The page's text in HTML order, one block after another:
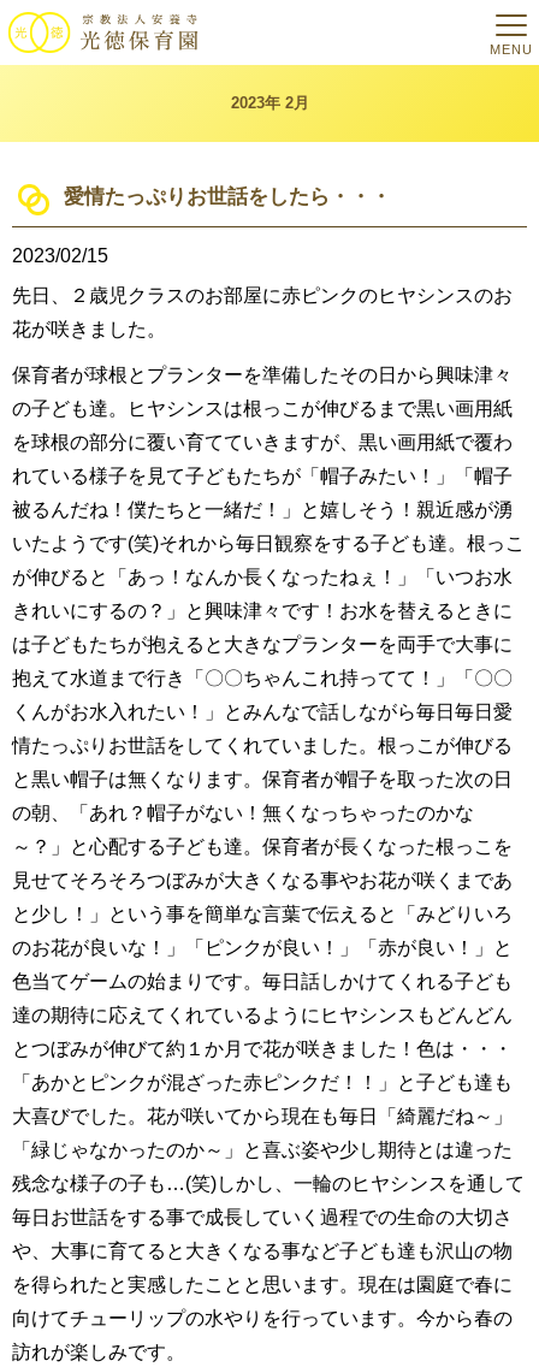
MENU
2023年 2月
愛情たっぷりお世話をしたら・・・
2023/02/15
先日、２歳児クラスのお部屋に赤ピンクのヒヤシンスのお
花が咲きました。
保育者が球根とプランターを準備したその日から興味津々
の子ども達。ヒヤシンスは根っこが伸びるまで黒い画用紙
を球根の部分に覆い育てていきますが、黒い画用紙で覆わ
れている様子を見て子どもたちが「帽子みたい！」「帽子
被るんだね！僕たちと一緒だ！」と嬉しそう！親近感が湧
いたようです(笑)それから毎日観察をする子ども達。根っこ
が伸びると「あっ！なんか長くなったねぇ！」「いつお水
きれいにするの？」と興味津々です！お水を替えるときに
は子どもたちが抱えると大きなプランターを両手で大事に
抱えて水道まで行き「〇〇ちゃんこれ持ってて！」「〇〇
くんがお水入れたい！」とみんなで話しながら毎日毎日愛
情たっぷりお世話をしてくれていました。根っこが伸びる
と黒い帽子は無くなります。保育者が帽子を取った次の日
の朝、「あれ？帽子がない！無くなっちゃったのかな
～？」と心配する子ども達。保育者が長くなった根っこを
見せてそろそろつぼみが大きくなる事やお花が咲くまであ
と少し！」という事を簡単な言葉で伝えると「みどりいろ
のお花が良いな！」「ピンクが良い！」「赤が良い！」と
色当てゲームの始まりです。毎日話しかけてくれる子ども
達の期待に応えてくれているようにヒヤシンスもどんどん
とつぼみが伸びて約１か月で花が咲きました！色は・・・
「あかとピンクが混ざった赤ピンクだ！！」と子ども達も
大喜びでした。花が咲いてから現在も毎日「綺麗だね～」
「緑じゃなかったのか～」と喜ぶ姿や少し期待とは違った
残念な様子の子も…(笑)しかし、一輪のヒヤシンスを通して
毎日お世話をする事で成長していく過程での生命の大切さ
や、大事に育てると大きくなる事など子ども達も沢山の物
を得られたと実感したことと思います。現在は園庭で春に
向けてチューリップの水やりを行っています。今から春の
訪れが楽しみです。